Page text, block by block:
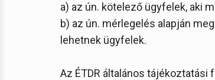
a) az ún. kötelező ügyfelek, aki
b) az ún. mérlegelés alapján
lehetnek ügyfelek.
Az ÉTDR általános